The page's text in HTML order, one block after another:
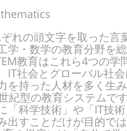
れの頭文字を取った言
学・数学の教育分野を
教育はこれら4つの学
IT社会とグローバル社
を持った人材を多く生
紀型の教育システムで
「科学技術」や「IT技
出すことだけが目的では